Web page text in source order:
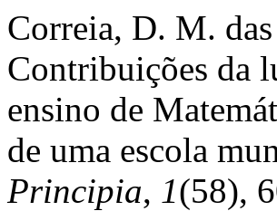
Correia, D. M.
Contribuições da
ensino de
de uma escola
Principia, 1(58),